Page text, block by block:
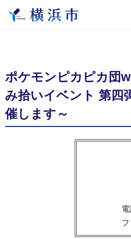
ポケモンピカピカ団
み拾いイベント 第四
催します～